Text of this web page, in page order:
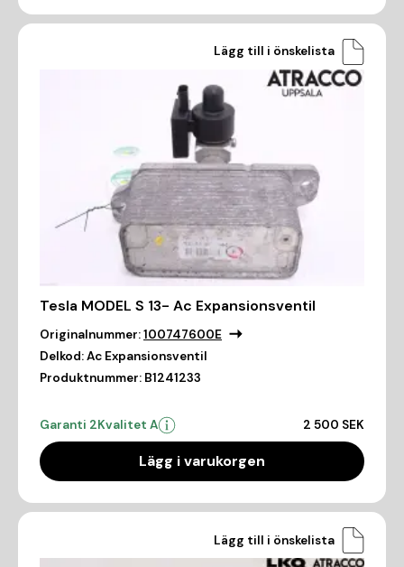
Lägg till i önskelista
Tesla MODEL S 13- Ac Expansionsventil
Originalnummer:100747600E
Delkod:Ac Expansionsventil
Produktnummer: B1241233
Garanti 2Kvalitet A 2 500 SEK
Lägg i varukorgen
Lägg till i önskelista